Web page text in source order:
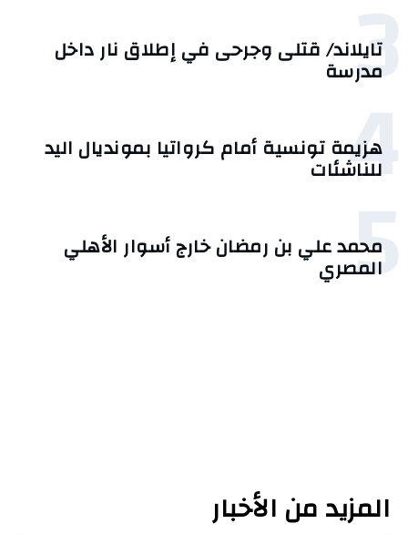
3
تايلاند/ قتلى وجرحى في إطلاق نار داخل
مدرسة
4
هزيمة تونسية أمام كرواتيا بمونديال اليد
للناشئات
5
محمد علي بن رمضان خارج أسوار الأهلي
المصري
المزيد من الأخبار